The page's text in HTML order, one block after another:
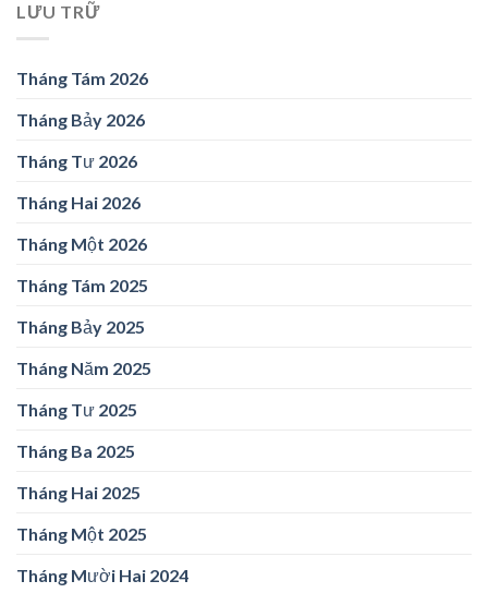
LƯU TRỮ
Tháng Tám 2026
Tháng Bảy 2026
Tháng Tư 2026
Tháng Hai 2026
Tháng Một 2026
Tháng Tám 2025
Tháng Bảy 2025
Tháng Năm 2025
Tháng Tư 2025
Tháng Ba 2025
Tháng Hai 2025
Tháng Một 2025
Tháng Mười Hai 2024